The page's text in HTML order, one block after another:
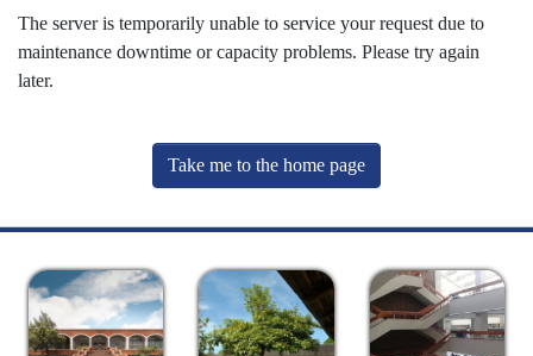
The server is temporarily unable to service your request due to
maintenance downtime or capacity problems. Please try again
later.
Take me to the home page